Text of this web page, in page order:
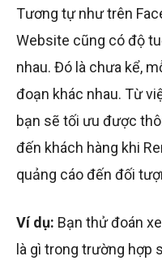
Tương tự như trên
Website cũng có độ
nhau. Đó là chưa kể,
đoạn khác nhau. Từ
bạn sẽ tối ưu được
đến khách hàng khi
quảng cáo đến đối
Ví dụ: Bạn thử đoán
là gì trong trường hợp